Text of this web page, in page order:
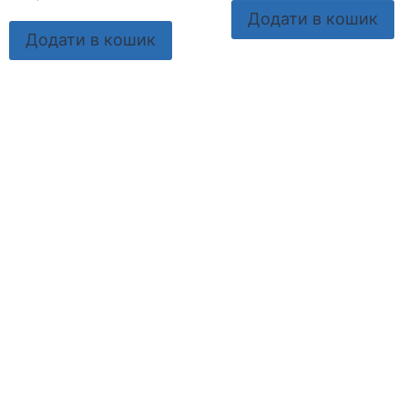
Додати в кошик
Додати в кошик